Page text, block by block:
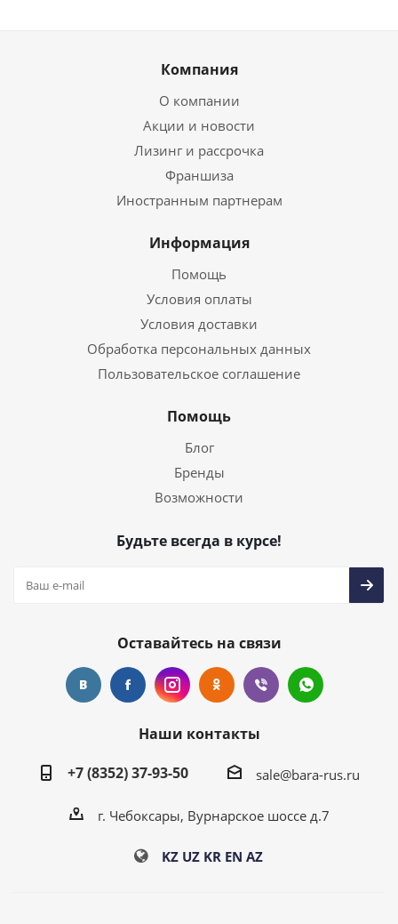
Компания
О компании
Акции и новости
Лизинг и рассрочка
Франшиза
Иностранным партнерам
Информация
Помощь
Условия оплаты
Условия доставки
Обработка персональных данных
Пользовательское соглашение
Помощь
Блог
Бренды
Возможности
Будьте всегда в курсе!
Оставайтесь на связи
Наши контакты
+7 (8352) 37-93-50
sale@bara-rus.ru
г. Чебоксары, Вурнарское шоссе д.7
KZ UZ KR EN AZ